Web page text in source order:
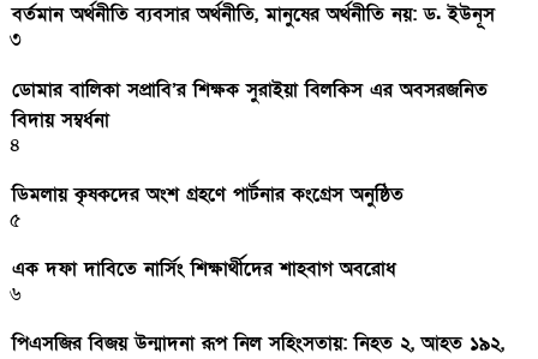
বর্তমান অর্থনীতি ব্যবসার অর্থনীতি, মানুষের অর্থনীতি নয়: ড. ইউনূস
৩
ডোমার বালিকা সপ্রাবি’র শিক্ষক সুরাইয়া বিলকিস এর অবসরজনিত
বিদায় সম্বর্ধনা
৪
ডিমলায় কৃষকদের অংশ গ্রহণে পার্টনার কংগ্রেস অনুষ্ঠিত
৫
এক দফা দাবিতে নার্সিং শিক্ষার্থীদের শাহবাগ অবরোধ
৬
পিএসজির বিজয় উন্মাদনা রূপ নিল সহিংসতায়: নিহত ২, আহত ১৯২,